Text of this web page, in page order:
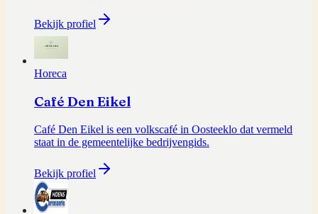
Bekijk profiel
Horeca
Café Den Eikel
Café Den Eikel is een volkscafé in Oosteeklo dat vermeld
staat in de gemeentelijke bedrijvengids.
Bekijk profiel